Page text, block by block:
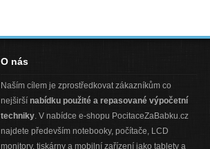
O nás
Naším cílem je zprostředkovat zákazníkům co
nejširšínabídku použité a repasované výpočetní
techniky. V nabídce e-shopu PocitaceZaBabku.cz
najdete především notebooky, počítače, LCD
monitory, tiskárny a mobilní zařízení jako tablety a